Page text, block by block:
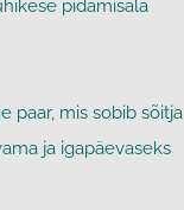
pidamisala
paar, mis sobib sõitja
ja igapäevaseks